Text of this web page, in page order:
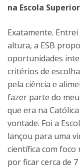
na Escola
Exatamente.
altura, a ESB
oportunidades
critérios de
pela ciência e
fazer parte do
que era na
vontade. Foi a
lançou para uma
científica com foco
por ficar cerca de